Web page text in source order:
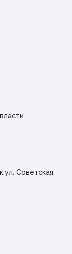
Советская,